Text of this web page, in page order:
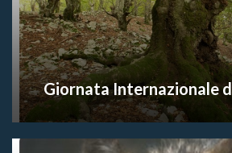
Giornata Internazionale